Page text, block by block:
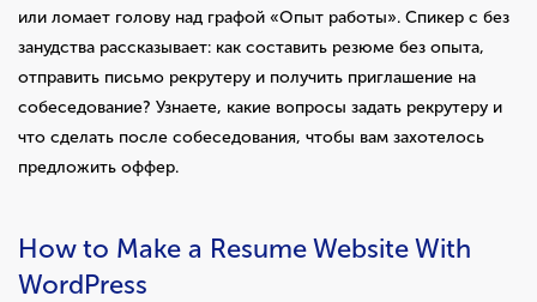
или ломает голову над графой «Опыт работы». Спикер с без
занудства рассказывает: как составить резюме без опыта,
отправить письмо рекрутеру и получить приглашение на
собеседование? Узнаете, какие вопросы задать рекрутеру и
что сделать после собеседования, чтобы вам захотелось
предложить оффер.
How to Make a Resume Website With
WordPress